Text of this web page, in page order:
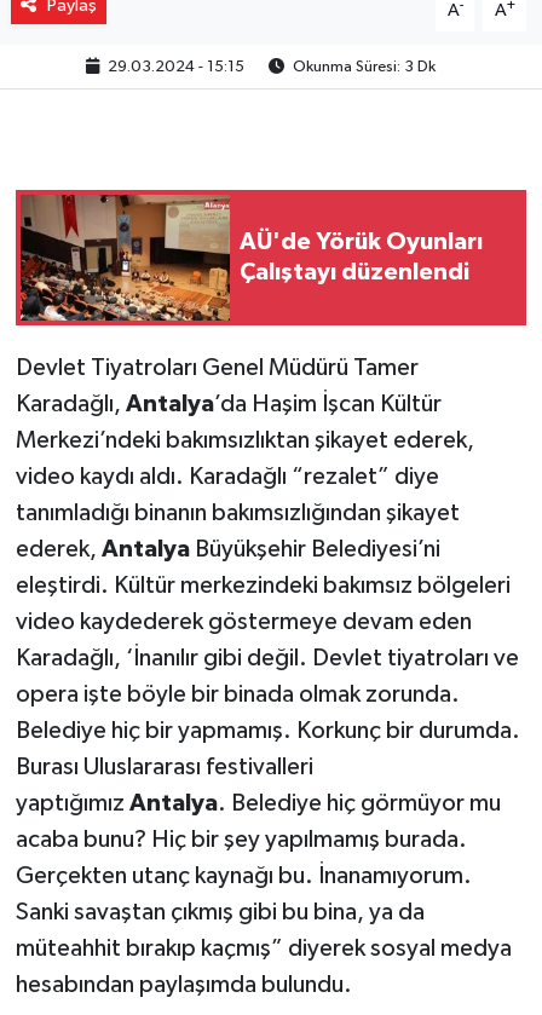
Paylaş A- A+
29.03.2024 - 15:15 Okunma Süresi: 3 Dk
AÜ'de Yörük Oyunları
Çalıştayı düzenlendi
Devlet Tiyatroları Genel Müdürü Tamer
Karadağlı, Antalya’da Haşim İşcan Kültür
Merkezi’ndeki bakımsızlıktan şikayet ederek,
video kaydı aldı. Karadağlı “rezalet” diye
tanımladığı binanın bakımsızlığından şikayet
ederek, AntalyaBüyükşehir Belediyesi’ni
eleştirdi. Kültür merkezindeki bakımsız bölgeleri
video kaydederek göstermeye devam eden
Karadağlı, ‘İnanılır gibi değil. Devlet tiyatroları ve
opera işte böyle bir binada olmak zorunda.
Belediye hiç bir yapmamış. Korkunç bir durumda.
Burası Uluslararası festivalleri
yaptığımız Antalya. Belediye hiç görmüyor mu
acaba bunu? Hiç bir şey yapılmamış burada.
Gerçekten utanç kaynağı bu. İnanamıyorum.
Sanki savaştan çıkmış gibi bu bina, ya da
müteahhit bırakıp kaçmış” diyerek sosyal medya
hesabından paylaşımda bulundu.